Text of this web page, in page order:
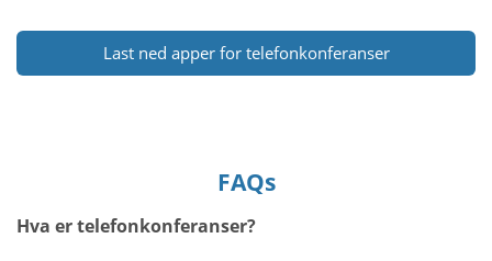
Last ned apper for telefonkonferanser
FAQs
Hva er telefonkonferanser?